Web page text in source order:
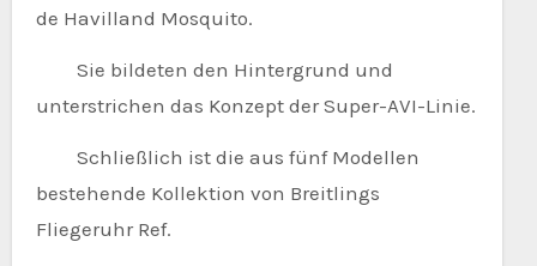
de Havilland Mosquito.
Sie bildeten den Hintergrund und
unterstrichen das Konzept der Super-AVI-Linie.
Schließlich ist die aus fünf Modellen
bestehende Kollektion von Breitlings
Fliegeruhr Ref.